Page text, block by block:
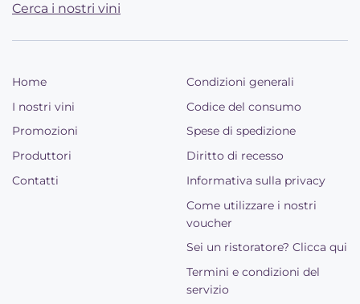
Cerca i nostri vini
Home
I nostri vini
Promozioni
Produttori
Contatti
Condizioni generali
Codice del consumo
Spese di spedizione
Diritto di recesso
Informativa sulla privacy
Come utilizzare i nostri
voucher
Sei un ristoratore? Clicca qui
Termini e condizioni del
servizio